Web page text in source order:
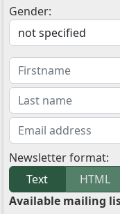
Gender:
Newsletter format:
Text
HTML
Available mailing